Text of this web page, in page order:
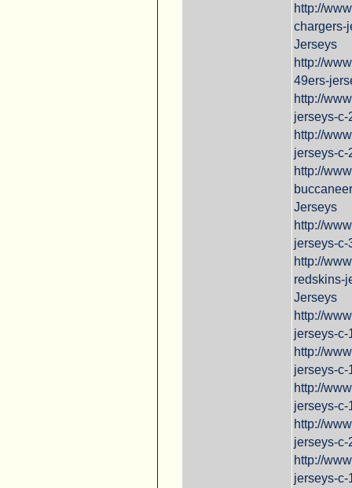
http://
chargers-
Jerseys
http://
49ers-
http://
jerseys-
http://
jerseys-c-
http://
Jerseys
http://
jerseys-c-
http://
redskins-
Jerseys
http://
jerseys-
http://
jerseys-
http://
jerseys-
http://
jerseys-
http://
jerseys-